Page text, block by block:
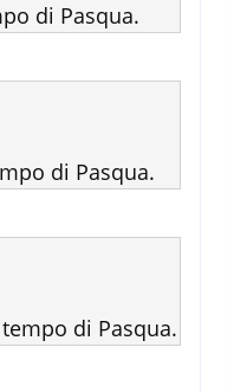
di Pasqua.
di Pasqua.
di Pasqua.